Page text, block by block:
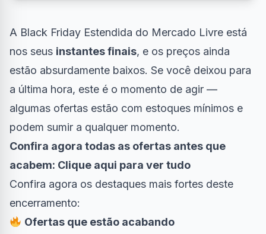
A Black Friday Estendida do Mercado Livre está
nos seus instantes finais, e os preços ainda
estão absurdamente baixos. Se você deixou para
a última hora, este é o momento de agir —
algumas ofertas estão com estoques mínimos e
podem sumir a qualquer momento.
Confira agora todas as ofertas antes que
acabem: Clique aqui para ver tudo
Confira agora os destaques mais fortes deste
encerramento:
Ofertas que estão acabando